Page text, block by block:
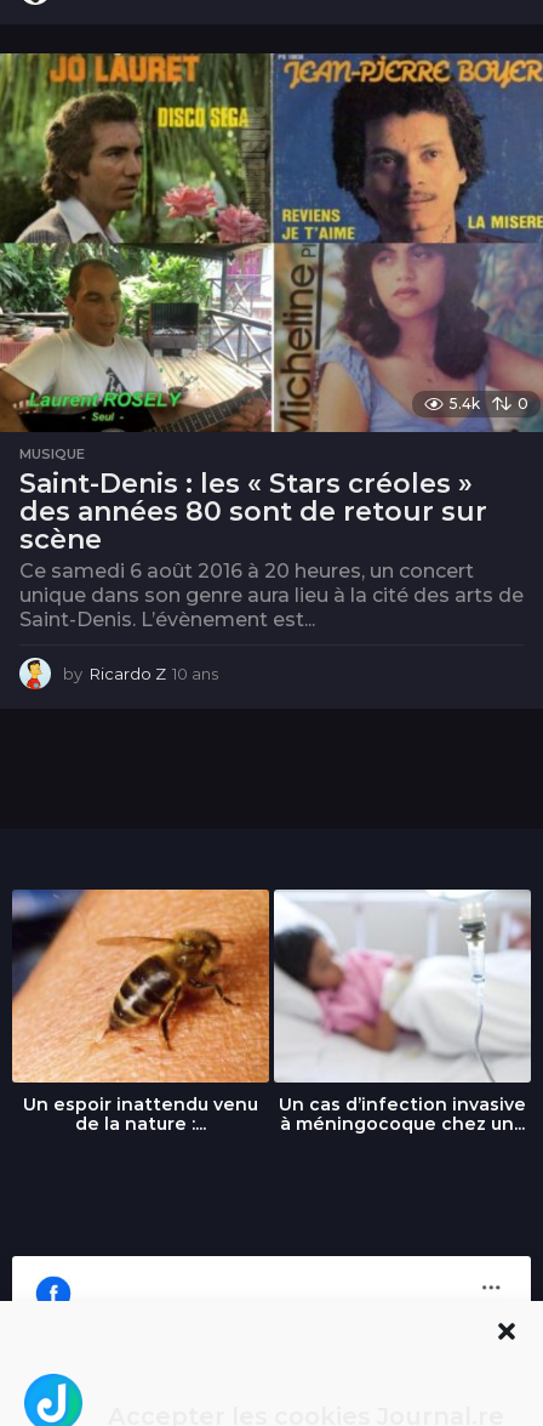
s
5.4k 0
MUSIQUE
Saint-Denis : les « Stars créoles »
des années 80 sont de retour sur
scène
Ce samedi 6 août 2016 à 20 heures, un concert
unique dans son genre aura lieu à la cité des arts de
Saint-Denis. L’évènement est...
by Ricardo Z 10 ans
Un espoir inattendu venu
de la nature :...
Un cas d’infection invasive
à méningocoque chez un...